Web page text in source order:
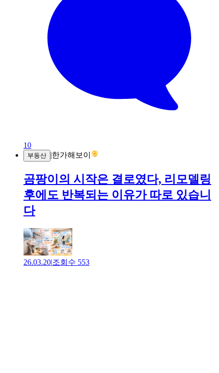
10
부동산 |한가해보이
곰팡이의 시작은 결로였다, 리모델링
후에도 반복되는 이유가 따로 있습니
다
26.03.20|조회수 553